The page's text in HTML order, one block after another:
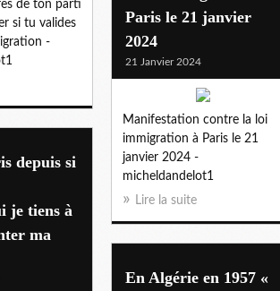
de ton parti
si tu valides
-
Paris le 21 janvier
2024
21 Janvier 2024
Manifestation contre la loi
immigration à Paris le 21
janvier 2024 -
micheldandelot1
Lire la suite
depuis si
je tiens à
ma
En Algérie en 1957 «